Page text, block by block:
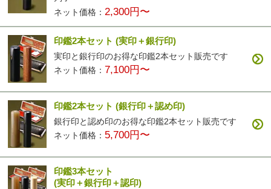
ネット価格： 2,300円〜
印鑑2本セット(実印＋銀行印)
実印と銀行印のお得な印鑑2本セット販売です
ネット価格： 7,100円〜
印鑑2本セット(銀行印＋認め印)
銀行印と認め印のお得な印鑑2本セット販売です
ネット価格： 5,700円〜
印鑑3本セット
(実印＋銀行印＋認印)